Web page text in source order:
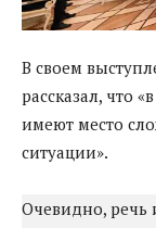
В своем
рассказал, что
имеют место
ситуации».
Очевидно, речь